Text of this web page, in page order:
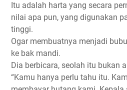
Itu adalah harta yang secara
nilai apa pun, yang digunakan
tinggi.
Ogar membuatnya menjadi
ke bak mandi.
Dia berbicara, seolah itu bukan
“Kamu hanya perlu tahu itu.